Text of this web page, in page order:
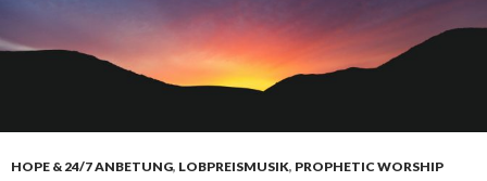
HOPE & 24/7 ANBETUNG, LOBPREISMUSIK, PROPHETIC WORSHIP